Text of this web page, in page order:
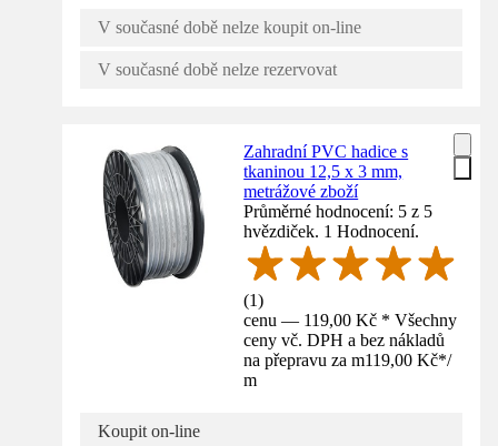
V současné době nelze koupit on-line
V současné době nelze rezervovat
Zahradní PVC hadice s
tkaninou 12,5 x 3 mm,
metrážové zboží
Průměrné hodnocení: 5 z 5
hvězdiček. 1 Hodnocení.
(1)
cenu — 119,00 Kč * Všechny
ceny vč. DPH a bez nákladů
na přepravu za m119,00 Kč*/
m
Koupit on-line